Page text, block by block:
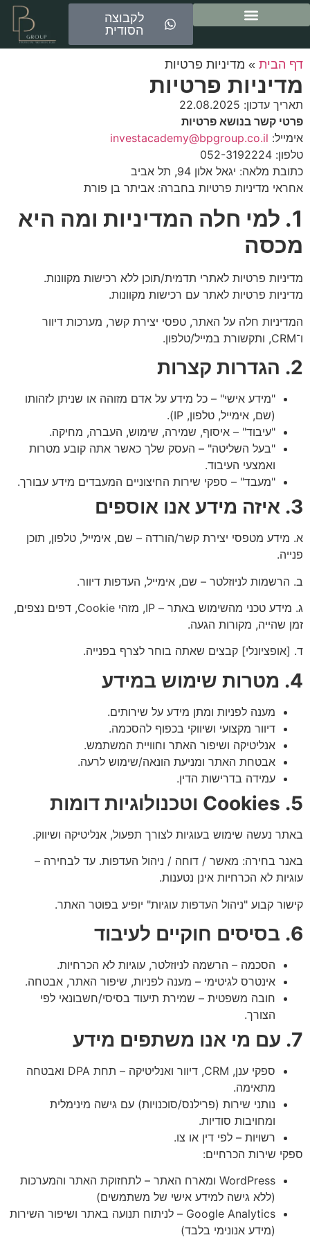
לקבוצה
הסודית
דף הבית » מדיניות פרטיות
מדיניות פרטיות
תאריך עדכון: 22.08.2025
פרטי קשר בנושא פרטיות
אימייל: investacademy@bpgroup.co.il
טלפון: 052-3192224
כתובת מלאה: יגאל אלון 94, תל אביב
אחראי מדיניות פרטיות בחברה: אביתר בן פורת
1. למי חלה המדיניות ומה היא
מכסה
מדיניות פרטיות לאתרי תדמית/תוכן ללא רכישות מקוונות.
מדיניות פרטיות לאתר עם רכישות מקוונות.
המדיניות חלה על האתר, טפסי יצירת קשר, מערכות דיוור
ו־CRM, ותקשורת במייל/טלפון.
2. הגדרות קצרות
"מידע אישי" – כל מידע על אדם מזוהה או שניתן לזהותו
(שם, אימייל, טלפון, IP).
"עיבוד" – איסוף, שמירה, שימוש, העברה, מחיקה.
"בעל השליטה" – העסק שלך כאשר אתה קובע מטרות
ואמצעי העיבוד.
"מעבד" – ספקי שירות החיצוניים המעבדים מידע עבורך.
3. איזה מידע אנו אוספים
א. מידע מטפסי יצירת קשר/הורדה – שם, אימייל, טלפון, תוכן
פנייה.
ב. הרשמות לניוזלטר – שם, אימייל, העדפות דיוור.
ג. מידע טכני מהשימוש באתר – IP, מזהי Cookie, דפים נצפים,
זמן שהייה, מקורות הגעה.
ד. [אופציונלי] קבצים שאתה בוחר לצרף בפנייה.
4. מטרות שימוש במידע
מענה לפניות ומתן מידע על שירותים.
דיוור מקצועי ושיווקי בכפוף להסכמה.
אנליטיקה ושיפור האתר וחוויית המשתמש.
אבטחת האתר ומניעת הונאה/שימוש לרעה.
עמידה בדרישות הדין.
5. Cookies וטכנולוגיות דומות
באתר נעשה שימוש בעוגיות לצורך תפעול, אנליטיקה ושיווק.
באנר בחירה: מאשר / דוחה / ניהול העדפות. עד לבחירה –
עוגיות לא הכרחיות אינן נטענות.
קישור קבוע "ניהול העדפות עוגיות" יופיע בפוטר האתר.
6. בסיסים חוקיים לעיבוד
הסכמה – הרשמה לניוזלטר, עוגיות לא הכרחיות.
אינטרס לגיטימי – מענה לפניות, שיפור האתר, אבטחה.
חובה משפטית – שמירת תיעוד בסיסי/חשבונאי לפי
הצורך.
7. עם מי אנו משתפים מידע
ספקי ענן, CRM, דיוור ואנליטיקה – תחת DPA ואבטחה
מתאימה.
נותני שירות (פרילנס/סוכנויות) עם גישה מינימלית
ומחויבות סודיות.
רשויות – לפי דין או צו.
ספקי שירות הכרחיים:
WordPress ומארח האתר – לתחזוקת האתר והמערכות
(ללא גישה למידע אישי של משתמשים)
Google Analytics – לניתוח תנועה באתר ושיפור השירות
(מידע אנונימי בלבד)